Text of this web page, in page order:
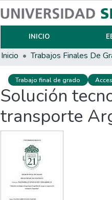
INICIO
Inicio
Trabajo final de grado
Solución
transporte